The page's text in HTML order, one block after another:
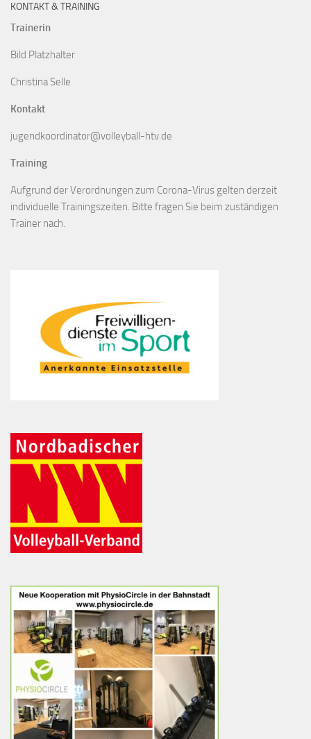
KONTAKT & TRAINING
Trainerin
Bild Platzhalter
Christina Selle
Kontakt
jugendkoordinator@volleyball-htv.de
Training
Aufgrund der Verordnungen zum Corona-Virus gelten derzeit
individuelle Trainingszeiten. Bitte fragen Sie beim zuständigen
Trainer nach.